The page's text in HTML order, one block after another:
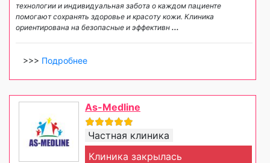
технологии и индивидуальная забота о каждом пациенте
помогают сохранять здоровье и красоту кожи. Клиника
ориентирована на безопасные и эффективн ...
>>> Подробнее
As-Medline
Частная клиника
Клиника закрылась